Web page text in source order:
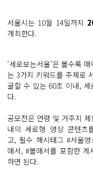
서울시는 10월 14일까지
개최한다.
‘세로보는서울’은 볼수록 매
는 3가지 키워드를 주제로
굴할 수 있는 60초 이내,
다.
공모전은 연령 및 거주지
내의 세로형 영상 콘텐츠
고, 필수 해시태그 #서울
매서, #볼매서를 포함한
하면 된다.